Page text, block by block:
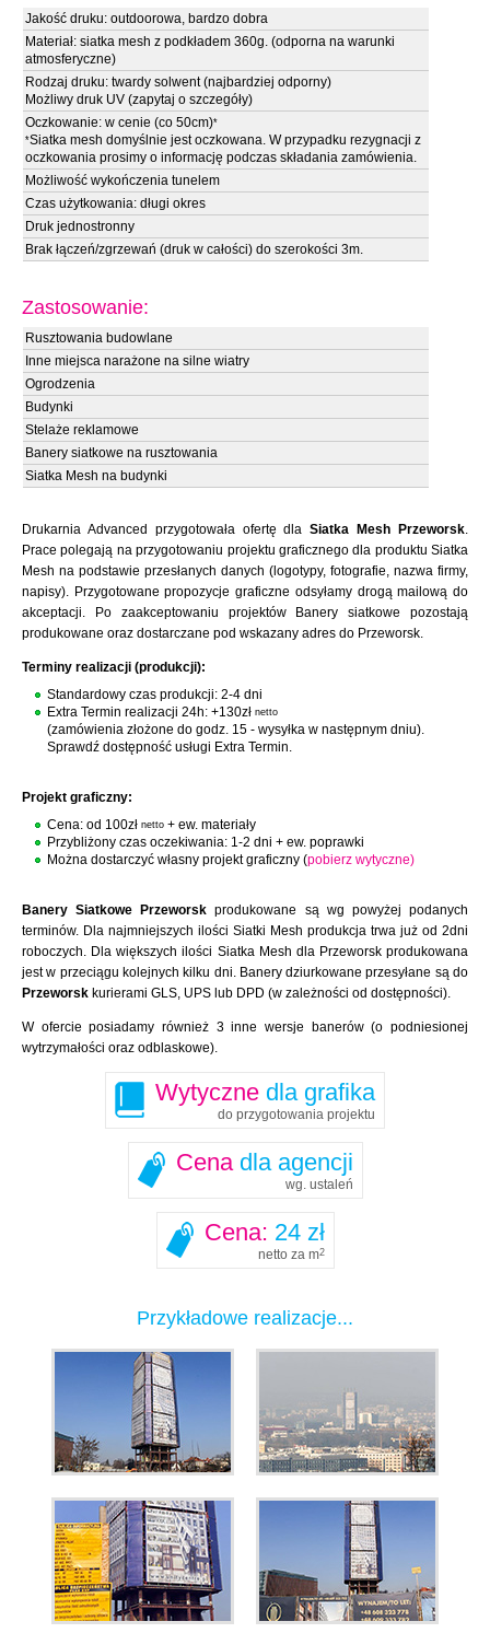
Jakość druku: outdoorowa, bardzo dobra
Materiał: siatka mesh z podkładem 360g. (odporna na warunki
atmosferyczne)
Rodzaj druku: twardy solwent (najbardziej odporny)
Możliwy druk UV (zapytaj o szczegóły)
Oczkowanie: w cenie (co 50cm)*
*Siatka mesh domyślnie jest oczkowana. W przypadku rezygnacji z
oczkowania prosimy o informację podczas składania zamówienia.
Możliwość wykończenia tunelem
Czas użytkowania: długi okres
Druk jednostronny
Brak łączeń/zgrzewań (druk w całości) do szerokości 3m.
Zastosowanie:
Rusztowania budowlane
Inne miejsca narażone na silne wiatry
Ogrodzenia
Budynki
Stelaże reklamowe
Banery siatkowe na rusztowania
Siatka Mesh na budynki
Drukarnia Advanced przygotowała ofertę dlaSiatka Mesh Przeworsk.
Prace polegają na przygotowaniu projektu graficznego dla produktu Siatka
Mesh na podstawie przesłanych danych (logotypy, fotografie, nazwa firmy,
napisy). Przygotowane propozycje graficzne odsyłamy drogą mailową do
akceptacji. Po zaakceptowaniu projektów Banery siatkowe pozostają
produkowane oraz dostarczane pod wskazany adres do Przeworsk.
Terminy realizacji (produkcji):
Standardowy czas produkcji: 2-4 dni
Extra Termin realizacji 24h: +130zł netto
(zamówienia złożone do godz. 15 - wysyłka w następnym dniu).
Sprawdź dostępność usługi Extra Termin.
Projekt graficzny:
Cena: od 100zł netto + ew. materiały
Przybliżony czas oczekiwania: 1-2 dni + ew. poprawki
Można dostarczyć własny projekt graficzny (pobierz wytyczne)
Banery Siatkowe Przeworsk produkowane są wg powyżej podanych
terminów. Dla najmniejszych ilości Siatki Mesh produkcja trwa już od 2dni
roboczych. Dla większych ilości Siatka Mesh dla Przeworsk produkowana
jest w przeciągu kolejnych kilku dni. Banery dziurkowane przesyłane są do
Przeworsk kurierami GLS, UPS lub DPD (w zależności od dostępności).
W ofercie posiadamy również 3 inne wersje banerów (o podniesionej
wytrzymałości oraz odblaskowe).
Wytyczne dla grafika
do przygotowania projektu
Cena dla agencji
wg. ustaleń
Cena: 24 zł
netto za m2
Przykładowe realizacje...